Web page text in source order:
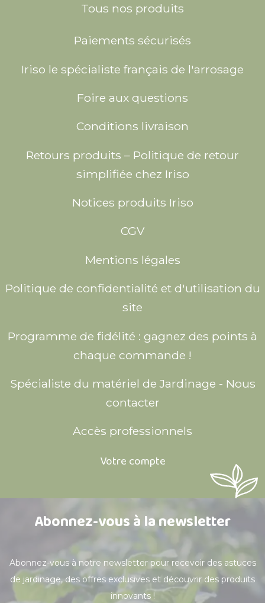
Tous nos produits
Paiements sécurisés
Iriso le spécialiste français de l'arrosage
Foire aux questions
Conditions livraison
Retours produits – Politique de retour
simplifiée chez Iriso
Notices produits Iriso
CGV
Mentions légales
Politique de confidentialité et d'utilisation du
site
Programme de fidélité : gagnez des points à
chaque commande !
Spécialiste du matériel de Jardinage - Nous
contacter
Accès professionnels
Votre compte
Abonnez-vous à la newsletter
Abonnez-vous à notre newsletter pour recevoir des astuces
de jardinage, des offres exclusives et découvrir des produits
innovants !